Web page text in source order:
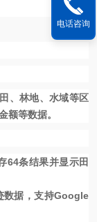
、林地、水域等区
额等数据。
64条结果并显示田
数据，支持Google
电话咨询